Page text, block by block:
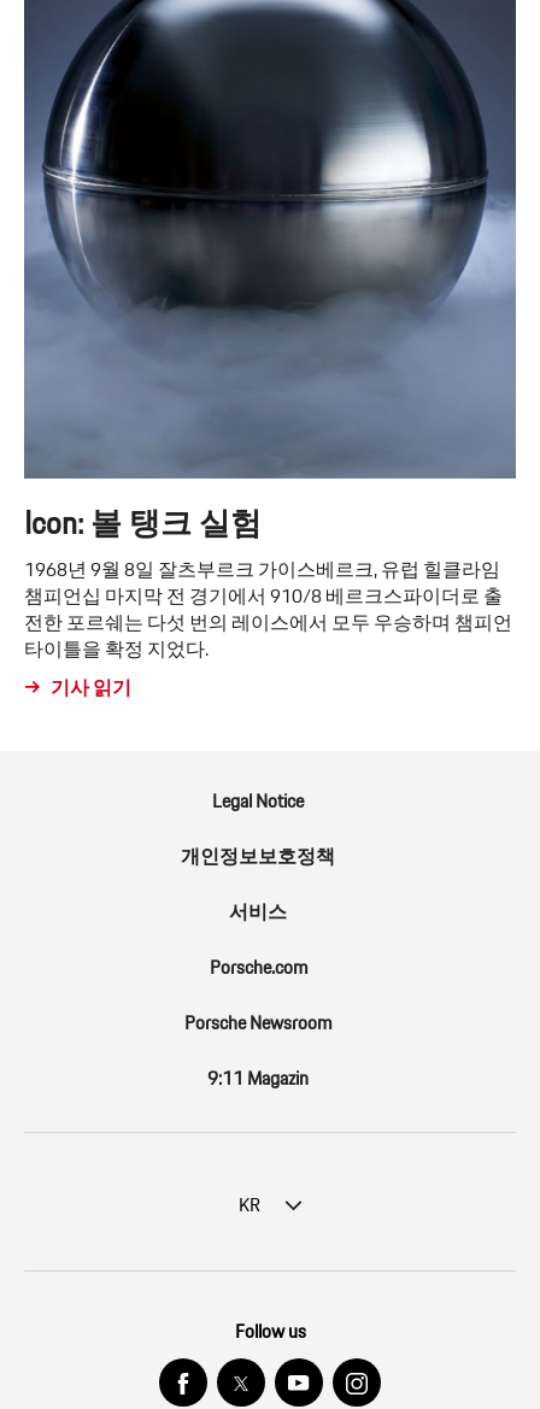
Icon: 볼 탱크 실험
1968년 9월 8일 잘츠부르크 가이스베르크, 유럽 힐클라임
챔피언십 마지막 전 경기에서 910/8 베르크스파이더로 출
전한 포르쉐는 다섯 번의 레이스에서 모두 우승하며 챔피언
타이틀을 확정 지었다.
기사 읽기
Legal Notice
개인정보보호정책
서비스
Porsche.com
Porsche Newsroom
9:11 Magazin
KR
Follow us